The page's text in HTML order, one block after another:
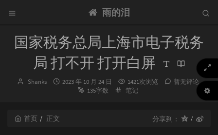
雨的泪
国家税务总局上海市电子税务
局 打不开 打开白屏
博
Shanks
发
2023 年 10 月 24 日 1421次浏览
暂无评论
135字数
分
笔记
首页 正文 分享到：